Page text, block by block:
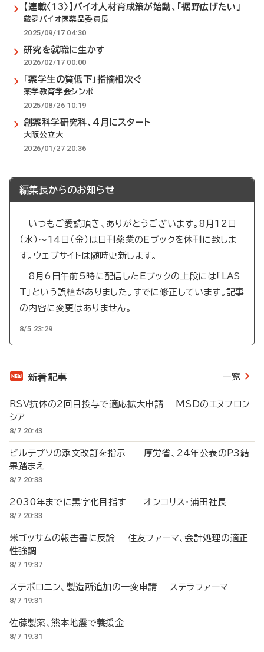
【連載〈13〉】バイオ人材育成策が始動、「裾野広げたい」
藏夛バイオ医薬品委員長
2025/09/17 04:30
研究を就職に生かす
2026/02/17 00:00
「薬学生の質低下」指摘相次ぐ
薬学教育学会シンポ
2025/08/26 10:19
創薬科学研究科、4月にスタート
大阪公立大
2026/01/27 20:36
編集長からのお知らせ
いつもご愛読頂き、ありがとうございます。8月12日
（水）～14日（金）は日刊薬業のEブックを休刊に致しま
す。ウェブサイトは随時更新します。
8月6日午前5時に配信したEブックの上段には「LAS
T」という誤植がありました。すでに修正しています。記事
の内容に変更はありません。
8/5 23:29
新着記事 一覧
RSV抗体の2回目投与で適応拡大申請 MSDのエヌフロン
シア
8/7 20:43
ビルテプソの添文改訂を指示 厚労省、24年公表のP3結
果踏まえ
8/7 20:33
2030年までに黒字化目指す オンコリス・浦田社長
8/7 20:33
米ゴッサムの報告書に反論 住友ファーマ、会計処理の適正
性強調
8/7 19:37
ステボロニン、製造所追加の一変申請 ステラファーマ
8/7 19:31
佐藤製薬、熊本地震で義援金
8/7 19:31